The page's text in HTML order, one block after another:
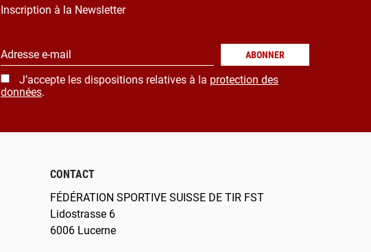
Inscription à la Newsletter
Adresse e-mail ABONNER
J’accepte les dispositions relatives à la protection des
données.
CONTACT
FÉDÉRATION SPORTIVE SUISSE DE TIR FST
Lidostrasse 6
6006 Lucerne